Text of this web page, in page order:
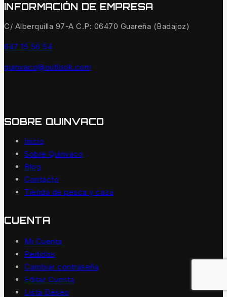
INFORMACIÓN DE EMPRESA
C/ Alberquilla 97-A C.P: 06470 Guareña (Badajoz)
647 15 56 54
quinvaco@outlook.com
SOBRE QUINVACO
Inicio
Sobre Quinvaco
Blog
Contacto
Tienda de pesca y caza
CUENTA
Mi Cuenta
Pedidos
Cambiar contraseña
Editar Cuenta
Lista Deseo